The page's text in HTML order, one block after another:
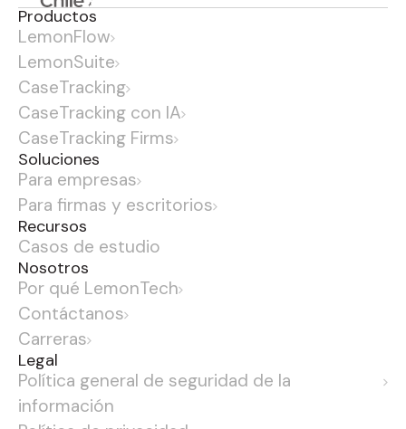
Productos
LemonFlow
LemonSuite
CaseTracking
CaseTracking con IA
CaseTracking Firms
Soluciones
Para empresas
Para firmas y escritorios
Recursos
Casos de estudio
Nosotros
Por qué LemonTech
Contáctanos
Carreras
Legal
Política general de seguridad de la
información